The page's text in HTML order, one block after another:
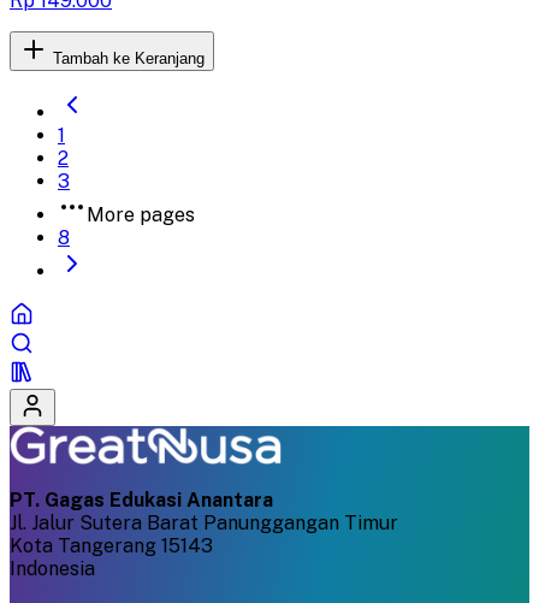
Tambah ke Keranjang
1
2
3
More pages
8
PT. Gagas Edukasi Anantara
Jl. Jalur Sutera Barat Panunggangan Timur
Kota Tangerang 15143
Indonesia